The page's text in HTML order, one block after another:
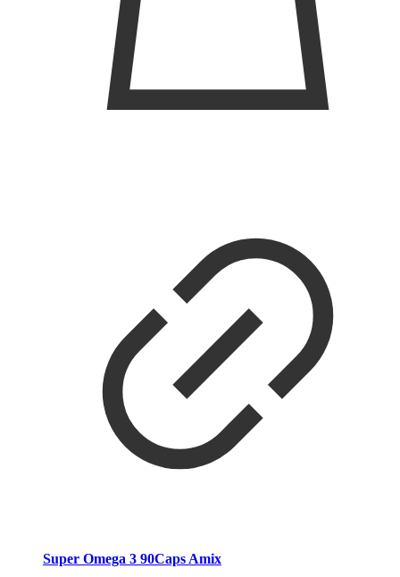
Super Omega 3 90Caps Amix